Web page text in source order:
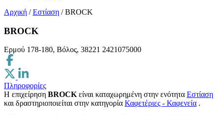
Αρχική / Εστίαση / BROCK
BROCK
Ερμού 178-180, Βόλος, 38221 2421075000
Πληροφορίες
Η επιχείρηση BROCKείναι καταχωρημένη στην ενότητα Εστίαση
και δραστηριοποιείται στην κατηγορία Καφετέριες - Καφενεία .